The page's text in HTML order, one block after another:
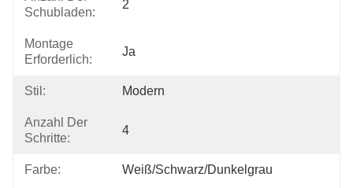
Schubladen:
2
Montage
Erforderlich:
Ja
Stil: Modern
Anzahl Der
Schritte:
4
Farbe: Weiß/schwarz/dunkelgrau